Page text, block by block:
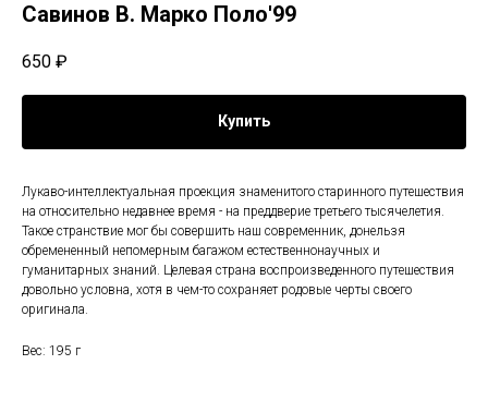
Савинов В. Марко Поло'99
650 ₽
Купить
Лукаво-интеллектуальная проекция знаменитого старинного путешествия
на относительно недавнее время - на преддверие третьего тысячелетия.
Такое странствие мог бы совершить наш современник, донельзя
обремененный непомерным багажом естественнонаучных и
гуманитарных знаний. Целевая страна воспроизведенного путешествия
довольно условна, хотя в чем-то сохраняет родовые черты своего
оригинала.
Вес: 195 г